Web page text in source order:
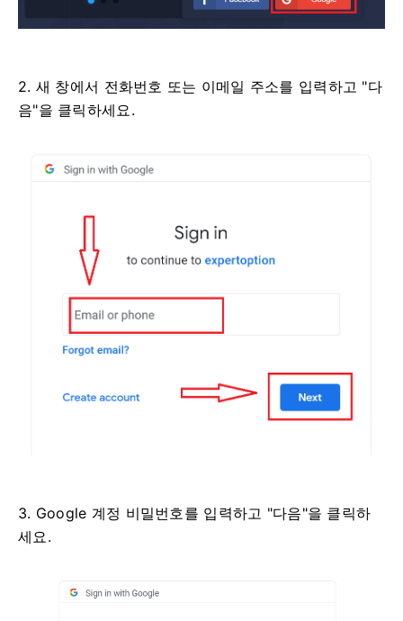
2. 새 창에서 전화번호 또는 이메일 주소를 입력하고 "다
음"을 클릭하세요.
3. Google 계정 비밀번호를 입력하고 "다음"을 클릭하
세요.